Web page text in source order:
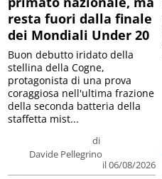
resta fuori dalla finale
dei Mondiali Under 20
di
Davide Pellegrino
il 06/08/2026
Buon debutto iridato della
stellina della Cogne,
protagonista di una prova
coraggiosa nell'ultima frazione
della seconda batteria della
staffetta mist...